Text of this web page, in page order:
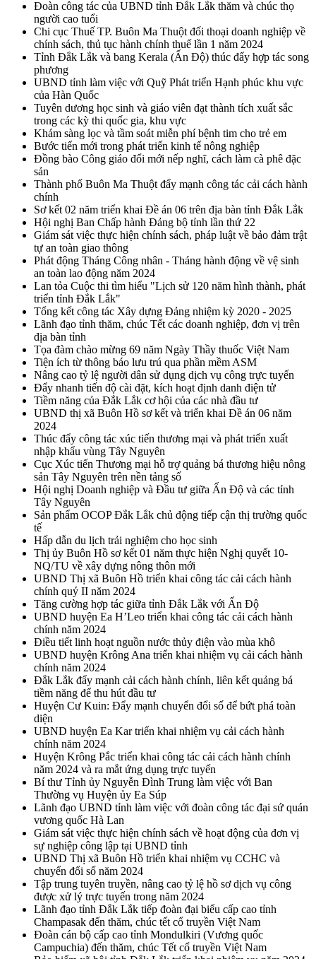
Đoàn công tác của UBND tỉnh Đắk Lắk thăm và chúc thọ
người cao tuổi
Chi cục Thuế TP. Buôn Ma Thuột đối thoại doanh nghiệp về
chính sách, thủ tục hành chính thuế lần 1 năm 2024
Tỉnh Đắk Lắk và bang Kerala (Ấn Độ) thúc đẩy hợp tác song
phương
UBND tỉnh làm việc với Quỹ Phát triển Hạnh phúc khu vực
của Hàn Quốc
Tuyên dương học sinh và giáo viên đạt thành tích xuất sắc
trong các kỳ thi quốc gia, khu vực
Khám sàng lọc và tầm soát miễn phí bệnh tim cho trẻ em
Bước tiến mới trong phát triển kinh tế nông nghiệp
Đồng bào Công giáo đổi mới nếp nghĩ, cách làm cà phê đặc
sản
Thành phố Buôn Ma Thuột đẩy mạnh công tác cải cách hành
chính
Sơ kết 02 năm triển khai Đề án 06 trên địa bàn tỉnh Đắk Lắk
Hội nghị Ban Chấp hành Đảng bộ tỉnh lần thứ 22
Giám sát việc thực hiện chính sách, pháp luật về bảo đảm trật
tự an toàn giao thông
Phát động Tháng Công nhân - Tháng hành động về vệ sinh
an toàn lao động năm 2024
Lan tỏa Cuộc thi tìm hiểu "Lịch sử 120 năm hình thành, phát
triển tỉnh Đắk Lắk"
Tổng kết công tác Xây dựng Đảng nhiệm kỳ 2020 - 2025
Lãnh đạo tỉnh thăm, chúc Tết các doanh nghiệp, đơn vị trên
địa bàn tỉnh
Tọa đàm chào mừng 69 năm Ngày Thầy thuốc Việt Nam
Tiện ích từ thông báo lưu trú qua phần mềm ASM
Nâng cao tỷ lệ người dân sử dụng dịch vụ công trực tuyến
Đẩy nhanh tiến độ cài đặt, kích hoạt định danh điện tử
Tiềm năng của Đắk Lắk cơ hội của các nhà đầu tư
UBND thị xã Buôn Hồ sơ kết và triển khai Đề án 06 năm
2024
Thúc đẩy công tác xúc tiến thương mại và phát triển xuất
nhập khẩu vùng Tây Nguyên
Cục Xúc tiến Thương mại hỗ trợ quảng bá thương hiệu nông
sản Tây Nguyên trên nền tảng số
Hội nghị Doanh nghiệp và Đầu tư giữa Ấn Độ và các tỉnh
Tây Nguyên
Sản phẩm OCOP Đắk Lắk chủ động tiếp cận thị trường quốc
tế
Hấp dẫn du lịch trải nghiệm cho học sinh
Thị ủy Buôn Hồ sơ kết 01 năm thực hiện Nghị quyết 10-
NQ/TU về xây dựng nông thôn mới
UBND Thị xã Buôn Hồ triển khai công tác cải cách hành
chính quý II năm 2024
Tăng cường hợp tác giữa tỉnh Đắk Lắk với Ấn Độ
UBND huyện Ea H’Leo triển khai công tác cải cách hành
chính năm 2024
Điều tiết linh hoạt nguồn nước thủy điện vào mùa khô
UBND huyện Krông Ana triển khai nhiệm vụ cải cách hành
chính năm 2024
Đắk Lắk đẩy mạnh cải cách hành chính, liên kết quảng bá
tiềm năng để thu hút đầu tư
Huyện Cư Kuin: Đẩy mạnh chuyển đổi số để bứt phá toàn
diện
UBND huyện Ea Kar triển khai nhiệm vụ cải cách hành
chính năm 2024
Huyện Krông Pắc triển khai công tác cải cách hành chính
năm 2024 và ra mắt ứng dụng trực tuyến
Bí thư Tỉnh ủy Nguyễn Đình Trung làm việc với Ban
Thường vụ Huyện ủy Ea Súp
Lãnh đạo UBND tỉnh làm việc với đoàn công tác đại sứ quán
vương quốc Hà Lan
Giám sát việc thực hiện chính sách về hoạt động của đơn vị
sự nghiệp công lập tại UBND tỉnh
UBND Thị xã Buôn Hồ triển khai nhiệm vụ CCHC và
chuyển đổi số năm 2024
Tập trung tuyên truyền, nâng cao tỷ lệ hồ sơ dịch vụ công
được xử lý trực tuyến trong năm 2024
Lãnh đạo tỉnh Đắk Lắk tiếp đoàn đại biểu cấp cao tỉnh
Champasak đến thăm, chúc tết cổ truyền Việt Nam
Đoàn cán bộ cấp cao tỉnh Mondulkiri (Vương quốc
Campuchia) đến thăm, chúc Tết cổ truyền Việt Nam